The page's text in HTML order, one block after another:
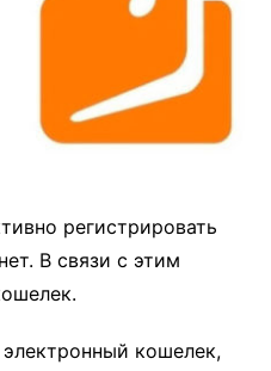
регистрировать
В связи с этим
кошелек,